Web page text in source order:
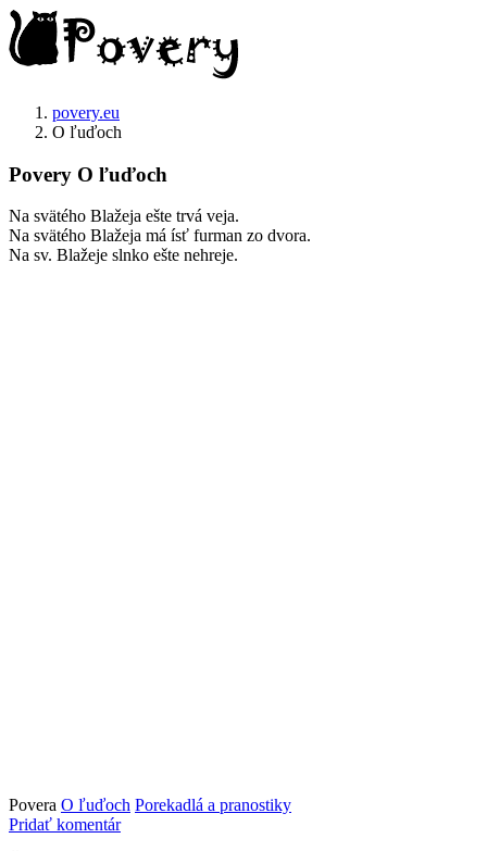
povery.eu
O ľuďoch
Povery O ľuďoch
Na svätého Blažeja ešte trvá veja.
Na svätého Blažeja má ísť furman zo dvora.
Na sv. Blažeje slnko ešte nehreje.
Povera O ľuďoch Porekadlá a pranostiky
Pridať komentár